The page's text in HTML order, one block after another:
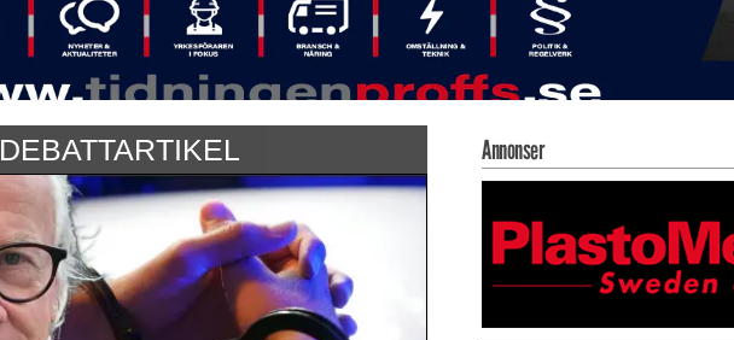
DEBATTARTIKEL Annonser